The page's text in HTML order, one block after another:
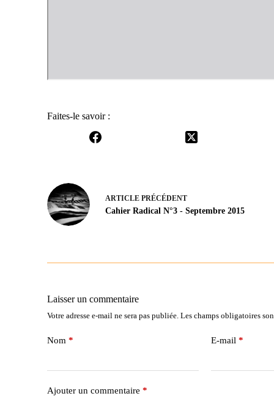
Faites-le savoir :
ARTICLE PRÉCÉDENT
Cahier Radical N°3 - Septembre 2015
Laisser un commentaire
Votre adresse e-mail ne sera pas publiée. Les champs obligatoires
Nom * E-mail *
Ajouter un commentaire *